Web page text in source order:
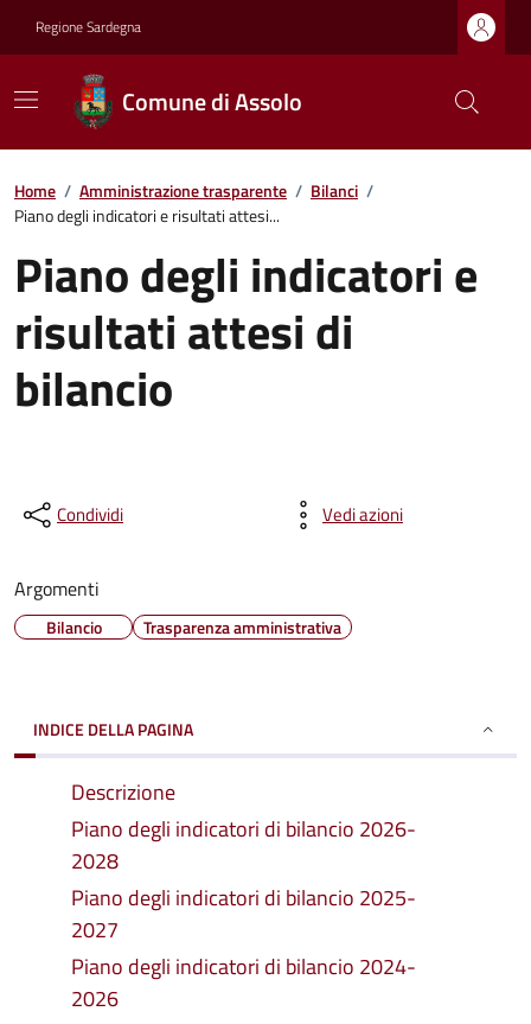
Regione Sardegna
Comune di Assolo
Home / Amministrazione trasparente / Bilanci /
Piano degli indicatori e risultati attesi...
Piano degli indicatori e
risultati attesi di
bilancio
Condividi Vedi azioni
Argomenti
Bilancio Trasparenza amministrativa
INDICE DELLA PAGINA
Descrizione
Piano degli indicatori di bilancio 2026-
2028
Piano degli indicatori di bilancio 2025-
2027
Piano degli indicatori di bilancio 2024-
2026